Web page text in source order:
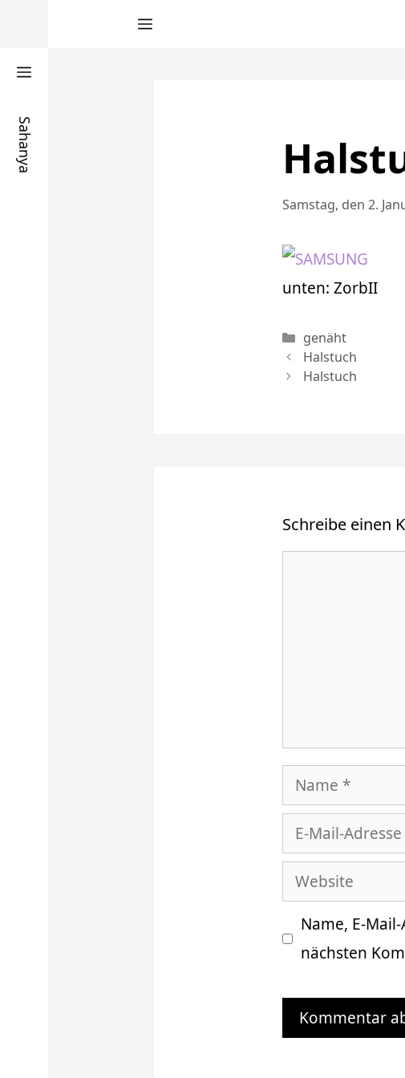
Sahanya
Samstag, den 2.
unten: ZorbII
Kategorien
genäht
Halstuch
Halstuch
Schreibe einen
Name
Mail-
Adresse
Website
Name, E-
nächsten